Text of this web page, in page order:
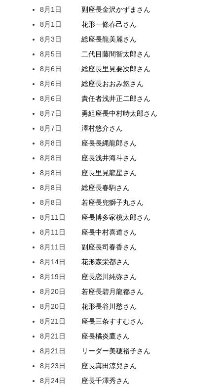
8月1日 副座長金沢かずま さん
8月1日
花形一條春己さん
8月3日
総座長龍美麗さん
8月5日
二代目藤間智太郎さん
8月6日
総座長里見要次郎さん
8月6日
総座長おおみ悠さん
8月6日
責任者浅井正二郎さん
8月7日
勇組座長中村時太郎さん
8月7日
澤村悠介さん
8月8日
座長長縄龍郎さん
8月8日
座長浅井海斗さん
8月8日
座長里見龍星さん
8月8日
総座長春駒さん
8月8日
若座長兜獅子丸さん
8月11日
座長博多家桃太郎さん
8月11日
座長中村喜道さん
8月11日
副座長司春香さん
8月14日
花形森栄都さん
8月19日
座長恋川純弥さん
8月20日
若座長碧月龍都さん
8月20日
花形長谷川愁さん
8月21日
座長三条すすむさん
8月21日
座長橘炎鷹さん
8月21日
リーダー美穂裕子さん
8月23日
座長真田涼兒さん
8月24日
座長千澤秀さん